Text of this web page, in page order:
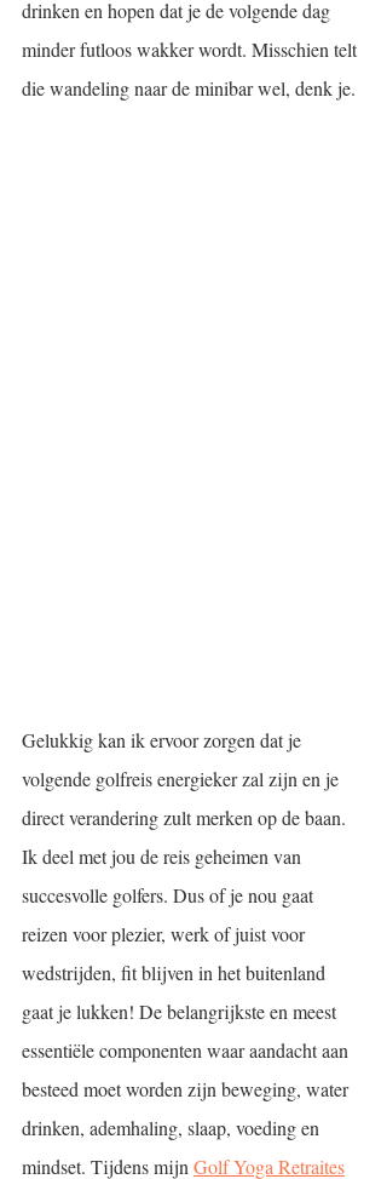
drinken en hopen dat je de volgende dag
minder futloos wakker wordt. Misschien telt
die wandeling naar de minibar wel, denk je.
Gelukkig kan ik ervoor zorgen dat je
volgende golfreis energieker zal zijn en je
direct verandering zult merken op de baan.
Ik deel met jou de reis geheimen van
succesvolle golfers. Dus of je nou gaat
reizen voor plezier, werk of juist voor
wedstrijden, fit blijven in het buitenland
gaat je lukken! De belangrijkste en meest
essentiële componenten waar aandacht aan
besteed moet worden zijn beweging, water
drinken, ademhaling, slaap, voeding en
mindset. Tijdens mijn Golf Yoga Retraites